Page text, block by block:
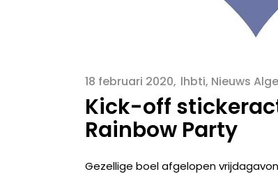
18 februari 2020 lhbti, Nieuws
Kick-off
Rainbow Party
Gezellige boel afgelopen